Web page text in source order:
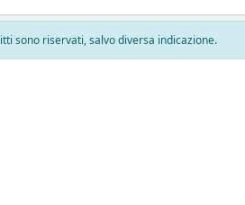
sono riservati, salvo diversa indicazione.